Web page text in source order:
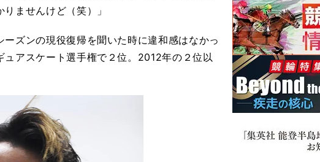
ませんけど（笑）」
ズンの現役復帰を聞いた時に違和感はなかっ
アスケート選手権で２位。2012年の２位以